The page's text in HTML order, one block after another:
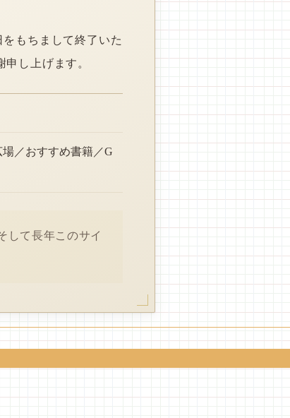
もちまして終了いた
し上げます。
／おすすめ書籍／G
して長年このサイ